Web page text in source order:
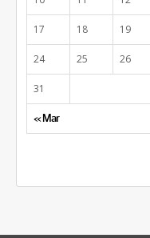
« Mar
17 18 19
24 25 26
31